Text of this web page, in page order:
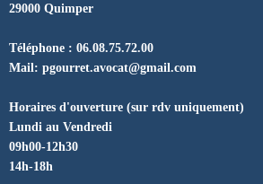
29000 Quimper
Téléphone : 06.08.75.72.00
​​​​​​​Mail: pgourret.avocat@gmail.com
Horaires d'ouverture (sur rdv uniquement)
Lundi au Vendredi
09h00-12h30
14h-18h